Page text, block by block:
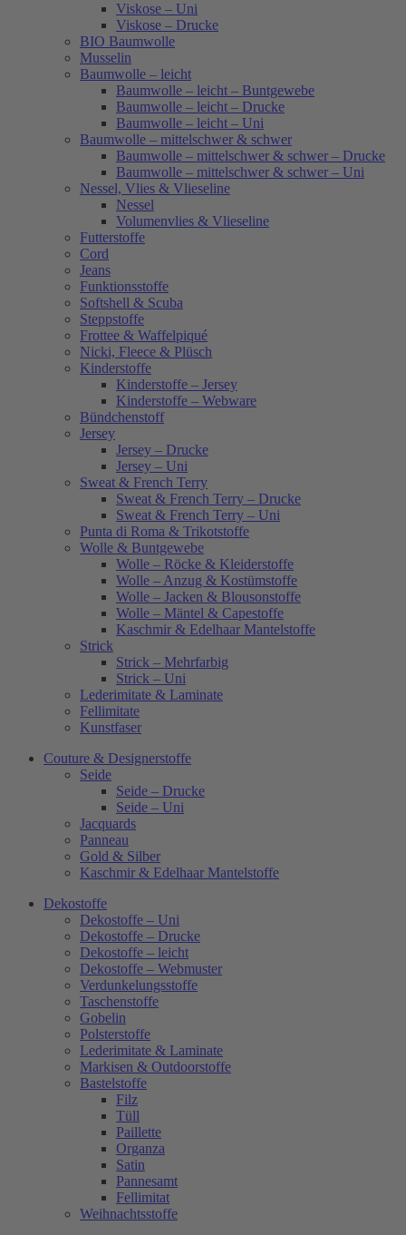
Viskose – Uni
Viskose – Drucke
BIO Baumwolle
Musselin
Baumwolle – leicht
Baumwolle – leicht – Buntgewebe
Baumwolle – leicht – Drucke
Baumwolle – leicht – Uni
Baumwolle – mittelschwer & schwer
Baumwolle – mittelschwer & schwer – Drucke
Baumwolle – mittelschwer & schwer – Uni
Nessel, Vlies & Vlieseline
Nessel
Volumenvlies & Vlieseline
Futterstoffe
Cord
Jeans
Funktionsstoffe
Softshell & Scuba
Steppstoffe
Frottee & Waffelpiqué
Nicki, Fleece & Plüsch
Kinderstoffe
Kinderstoffe – Jersey
Kinderstoffe – Webware
Bündchenstoff
Jersey
Jersey – Drucke
Jersey – Uni
Sweat & French Terry
Sweat & French Terry – Drucke
Sweat & French Terry – Uni
Punta di Roma & Trikotstoffe
Wolle & Buntgewebe
Wolle – Röcke & Kleiderstoffe
Wolle – Anzug & Kostümstoffe
Wolle – Jacken & Blousonstoffe
Wolle – Mäntel & Capestoffe
Kaschmir & Edelhaar Mantelstoffe
Strick
Strick – Mehrfarbig
Strick – Uni
Lederimitate & Laminate
Fellimitate
Kunstfaser
Couture & Designerstoffe
Seide
Seide – Drucke
Seide – Uni
Jacquards
Panneau
Gold & Silber
Kaschmir & Edelhaar Mantelstoffe
Dekostoffe
Dekostoffe – Uni
Dekostoffe – Drucke
Dekostoffe – leicht
Dekostoffe – Webmuster
Verdunkelungsstoffe
Taschenstoffe
Gobelin
Polsterstoffe
Lederimitate & Laminate
Markisen & Outdoorstoffe
Bastelstoffe
Filz
Tüll
Paillette
Organza
Satin
Pannesamt
Fellimitat
Weihnachtsstoffe